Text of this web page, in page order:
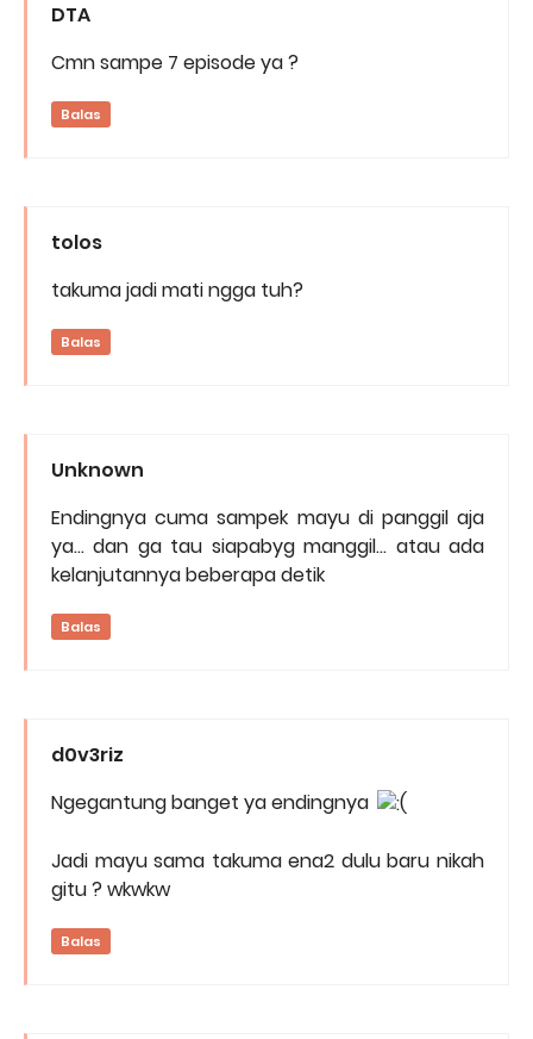
DTA
Cmn sampe 7 episode ya ?
Balas
tolos
takuma jadi mati ngga tuh?
Balas
Unknown
Endingnya cuma sampek mayu di panggil aja
ya... dan ga tau siapabyg manggil... atau ada
kelanjutannya beberapa detik
Balas
d0v3riz
Ngegantung banget ya endingnya
Jadi mayu sama takuma ena2 dulu baru nikah
gitu ? wkwkw
Balas